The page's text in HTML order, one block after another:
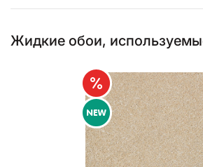
Жидкие обои,